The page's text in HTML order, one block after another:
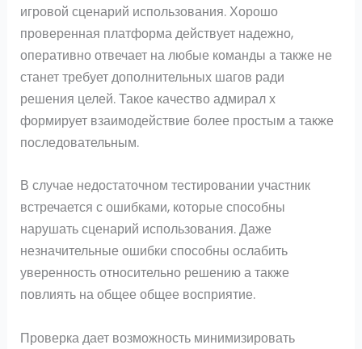
игровой сценарий использования. Хорошо
проверенная платформа действует надежно,
оперативно отвечает на любые команды а также не
станет требует дополнительных шагов ради
решения целей. Такое качество адмирал х
формирует взаимодействие более простым а также
последовательным.
В случае недостаточном тестировании участник
встречается с ошибками, которые способны
нарушать сценарий использования. Даже
незначительные ошибки способны ослабить
уверенность относительно решению а также
повлиять на общее общее восприятие.
Проверка дает возможность минимизировать